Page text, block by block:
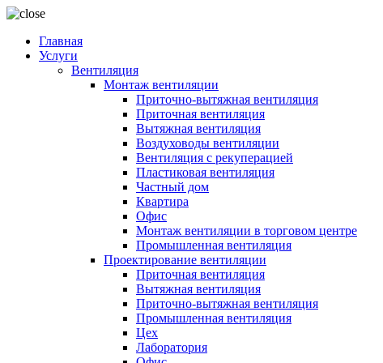
Главная
Услуги
Вентиляция
Монтаж вентиляции
Приточно-вытяжная вентиляция
Приточная вентиляция
Вытяжная вентиляция
Воздуховоды вентиляции
Вентиляция с рекуперацией
Пластиковая вентиляция
Частный дом
Квартира
Офис
Монтаж вентиляции в торговом центре
Промышленная вентиляция
Проектирование вентиляции
Приточная вентиляция
Вытяжная вентиляция
Приточно-вытяжная вентиляция
Промышленная вентиляция
Цех
Лаборатория